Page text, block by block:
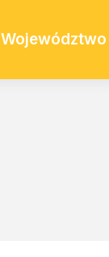
Województwo